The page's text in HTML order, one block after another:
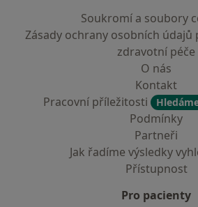
Soukromí a soubory
Zásady ochrany osobních údajů
zdravotní péče
O nás
Kontakt
Pracovní příležitosti
Podmínky
Partneři
Jak řadíme výsledky
Přístupnost
Pro pacienty